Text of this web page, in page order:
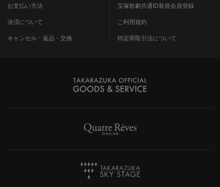
お支払い方法
決済について
キャンセル・返品・交換
宝塚歌劇共通ID新規会員登録
ご利用規約
特定商取引法について